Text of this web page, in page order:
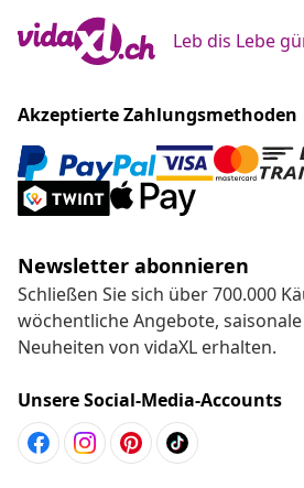
Leb dis Lebe
Akzeptierte Zahlungsmethoden
Newsletter abonnieren
Schließen Sie sich über 700.000
wöchentliche Angebote,
Neuheiten von vidaXL erhalten.
Unsere Social-Media-Accounts